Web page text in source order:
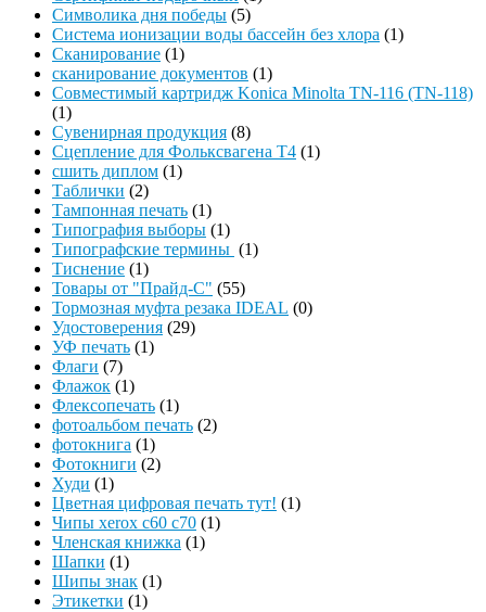
Символика дня победы (5)
Система ионизации воды бассейн без хлора (1)
Сканирование (1)
сканирование документов (1)
Совместимый картридж Konica Minolta TN-116 (TN-118)
(1)
Сувенирная продукция (8)
Сцепление для Фольксвагена Т4 (1)
сшить диплом (1)
Таблички (2)
Тампонная печать (1)
Типография выборы (1)
Типографские термины (1)
Тиснение (1)
Товары от "Прайд-С" (55)
Тормозная муфта резака IDEAL (0)
Удостоверения (29)
УФ печать (1)
Флаги (7)
Флажок (1)
Флексопечать (1)
фотоальбом печать (2)
фотокнига (1)
Фотокниги (2)
Худи (1)
Цветная цифровая печать тут! (1)
Чипы xerox c60 c70 (1)
Членская книжка (1)
Шапки (1)
Шипы знак (1)
Этикетки (1)